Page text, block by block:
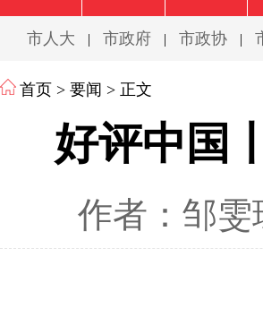
市人大 | 市政府 | 市政协 |
首页 > 要闻 > 正文
好评中国
作者：邹雯